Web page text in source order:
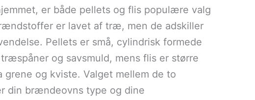
er både pellets og flis populære valg
er lavet af træ, men de adskiller
Pellets er små, cylindrisk formede
og savsmuld, mens flis er større
og kviste. Valget mellem de to
din brændeovns type og dine